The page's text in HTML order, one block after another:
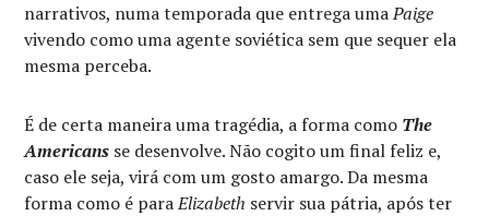
narrativos, numa temporada que entrega umaPaige
vivendo como uma agente soviética sem que sequer ela
mesma perceba.
É de certa maneira uma tragédia, a forma como The
Americans se desenvolve. Não cogito um final feliz e,
caso ele seja, virá com um gosto amargo. Da mesma
forma como é paraElizabeth servir sua pátria, após ter